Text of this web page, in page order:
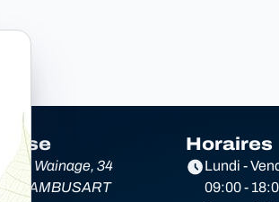
du Wainage, 34
LAMBUSART
Horaires
Lundi -
09:00 -